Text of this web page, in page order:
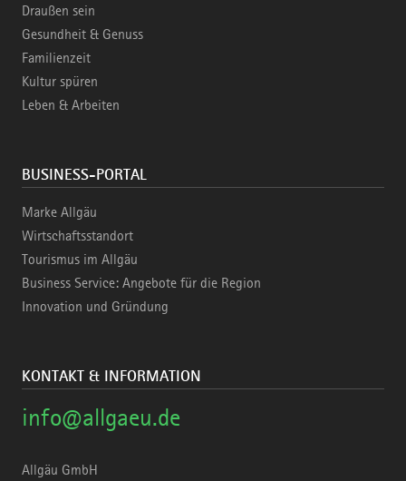
Draußen sein
Gesundheit & Genuss
Familienzeit
Kultur spüren
Leben & Arbeiten
BUSINESS-PORTAL
Marke Allgäu
Wirtschaftsstandort
Tourismus im Allgäu
Business Service: Angebote für die Region
Innovation und Gründung
KONTAKT & INFORMATION
info@allgaeu.de
Allgäu GmbH